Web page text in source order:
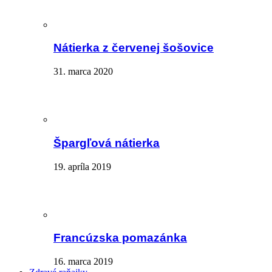
Nátierka z červenej šošovice
31. marca 2020
Špargľová nátierka
19. apríla 2019
Francúzska pomazánka
16. marca 2019